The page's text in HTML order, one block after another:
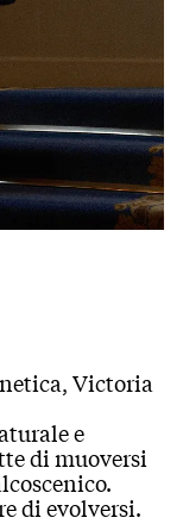
Victoria
e
di muoversi
di evolversi.